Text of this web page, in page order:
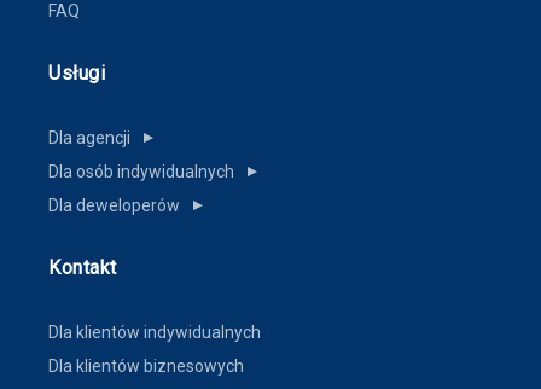
FAQ
Usługi
Dla agencji ▼
Dla osób indywidualnych ▼
Dla deweloperów ▼
Kontakt
Dla klientów indywidualnych
Dla klientów biznesowych